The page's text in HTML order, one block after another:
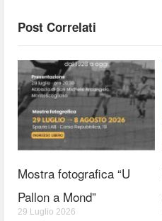
Post Correlati
Mostra fotografica “U
Pallon a Mond”
29 Luglio 2026